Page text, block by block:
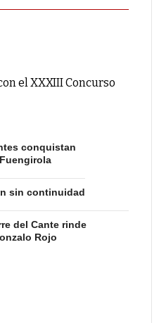
el XXXIII Concurso
conquistan
sin continuidad
del Cante rinde
Rojo